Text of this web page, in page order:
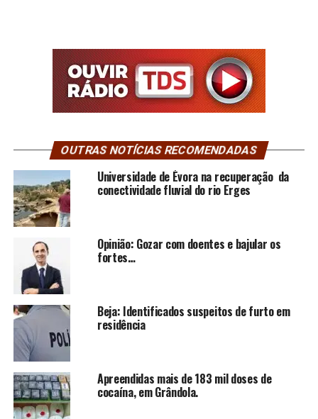
OUTRAS NOTÍCIAS RECOMENDADAS
Universidade de Évora na recuperação da
conectividade fluvial do rio Erges
Opinião: Gozar com doentes e bajular os
fortes…
Beja: Identificados suspeitos de furto em
residência
Apreendidas mais de 183 mil doses de
cocaína, em Grândola.